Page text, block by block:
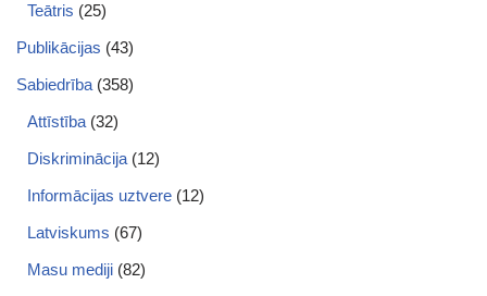
Teātris (25)
Publikācijas (43)
Sabiedrība (358)
Attīstība (32)
Diskriminācija (12)
Informācijas uztvere (12)
Latviskums (67)
Masu mediji (82)